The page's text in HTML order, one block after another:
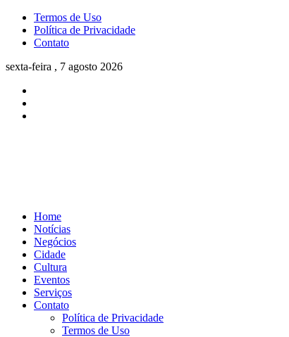
Termos de Uso
Política de Privacidade
Contato
sexta-feira , 7 agosto 2026
Home
Notícias
Negócios
Cidade
Cultura
Eventos
Serviços
Contato
Política de Privacidade
Termos de Uso